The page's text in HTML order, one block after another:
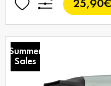
25,90€
Summer
Sales